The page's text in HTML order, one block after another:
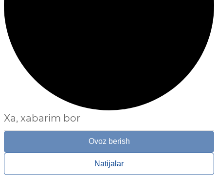
Xa, xabarim bor
Ovoz berish
Natijalar